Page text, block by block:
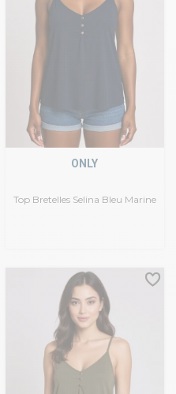
Top Bretelles Selina Bleu Marine
ONLY